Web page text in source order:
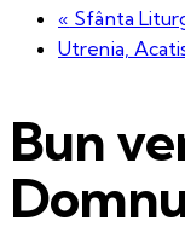
« Sfânta
Utrenia,
Bun